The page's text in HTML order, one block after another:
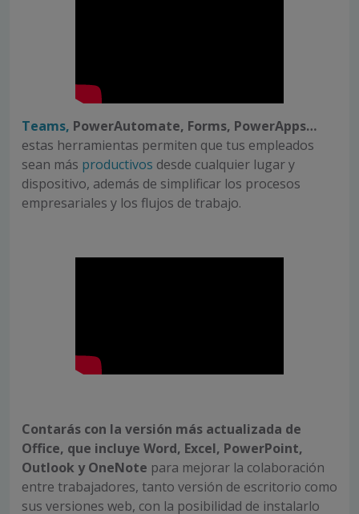
Teams, PowerAutomate, Forms, PowerApps…
estas herramientas permiten que tus empleados
sean más productivos desde cualquier lugar y
dispositivo, además de simplificar los procesos
empresariales y los flujos de trabajo.
Contarás con la versión más actualizada de
Office, que incluye Word, Excel, PowerPoint,
Outlook y OneNote para mejorar la colaboración
entre trabajadores, tanto versión de escritorio como
sus versiones web, con la posibilidad de instalarlo